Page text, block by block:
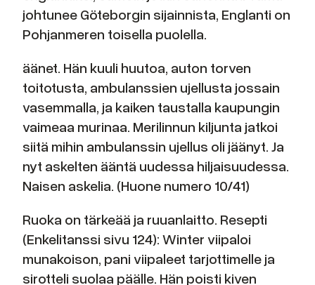
johtunee Göteborgin sijainnista, Englanti on
Pohjanmeren toisella puolella.
äänet. Hän kuuli huutoa, auton torven
toitotusta, ambulanssien ujellusta jossain
vasemmalla, ja kaiken taustalla kaupungin
vaimeaa murinaa. Merilinnun kiljunta jatkoi
siitä mihin ambulanssin ujellus oli jäänyt. Ja
nyt askelten ääntä uudessa hiljaisuudessa.
Naisen askelia. (Huone numero 10/41)
Ruoka on tärkeää ja ruuanlaitto. Resepti
(Enkelitanssi sivu 124): Winter viipaloi
munakoison, pani viipaleet tarjottimelle ja
sirotteli suolaa päälle. Hän poisti kiven